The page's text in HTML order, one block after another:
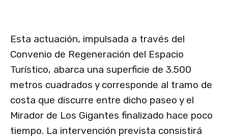
Esta actuación, impulsada a través del
Convenio de Regeneración del Espacio
Turístico, abarca una superficie de 3.500
metros cuadrados y corresponde al tramo de
costa que discurre entre dicho paseo y el
Mirador de Los Gigantes finalizado hace poco
tiempo. La intervención prevista consistirá